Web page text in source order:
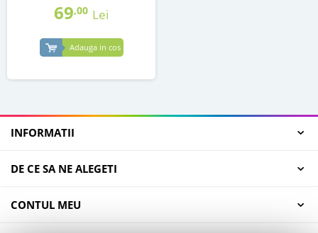
69,00 Lei
Adauga in cos
INFORMATII
DE CE SA NE ALEGETI
CONTUL MEU